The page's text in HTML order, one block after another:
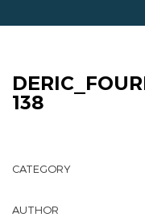
138
CATEGORY
AUTHOR